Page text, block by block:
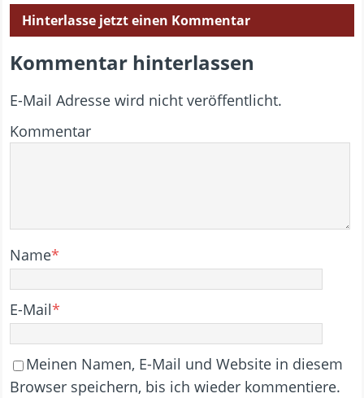
Hinterlasse jetzt einen Kommentar
Kommentar hinterlassen
E-Mail Adresse wird nicht veröffentlicht.
Kommentar
Name*
E-Mail*
Meinen Namen, E-Mail und Website in diesem
Browser speichern, bis ich wieder kommentiere.